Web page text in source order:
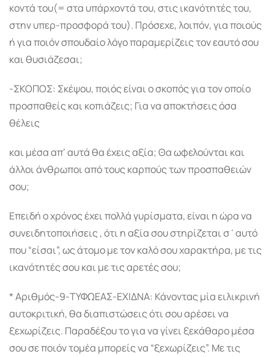
κοντά του(= στα υπάρχοντά του, στις ικανότητές του,
στην υπερ-προσφορά του). Πρόσεχε, λοιπόν, για ποιούς
ή για ποιόν σπουδαίο λόγο παραμερίζεις τον εαυτό σου
και θυσιάζεσαι;
-ΣΚΟΠΟΣ: Σκέψου, ποιός είναι ο σκοπός για τον οποίο
προσπαθείς και κοπιάζεις; Για να αποκτήσεις όσα
θέλεις
και μέσα απ’ αυτά θα έχεις αξία; Θα ωφελούνται και
άλλοι άνθρωποι από τους καρπούς των προσπαθειών
σου;
Επειδή ο χρόνος έχει πολλά γυρίσματα, είναι η ώρα να
συνειδητοποιήσεις , ότι η αξία σου στηρίζεται σ΄αυτό
που “είσαι”, ως άτομο με τον καλό σου χαρακτήρα, με τις
ικανότητές σου και με τις αρετές σου;
* Αριθμός-9-ΤΥΦΩΕΑΣ-ΕΧΙΔΝΑ: Κάνοντας μία ειλικρινή
αυτοκριτική, θα διαπιστώσεις ότι σου αρέσει να
ξεχωρίζεις. Παραδέξου το για να γίνει ξεκάθαρο μέσα
σου σε ποιόν τομέα μπορείς να “ξεχωρίζεις”. Με τις